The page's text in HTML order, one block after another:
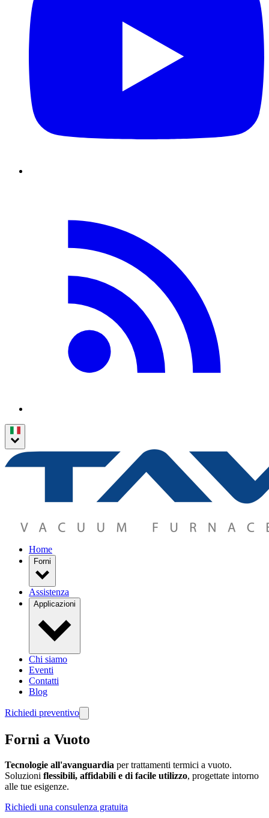
Home
Forni
Assistenza
Applicazioni
Chi siamo
Eventi
Contatti
Blog
Richiedi preventivo
Forni a Vuoto
Tecnologie all'avanguardia per trattamenti termici a vuoto.
Soluzioni flessibili, affidabili e di facile utilizzo, progettate intorno
alle tue esigenze.
Richiedi una consulenza gratuita